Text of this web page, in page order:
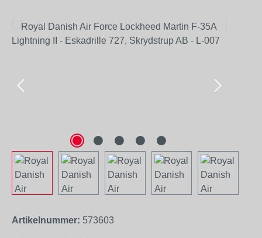
Bildergalerie überspringen
Artikelnummer: 573603